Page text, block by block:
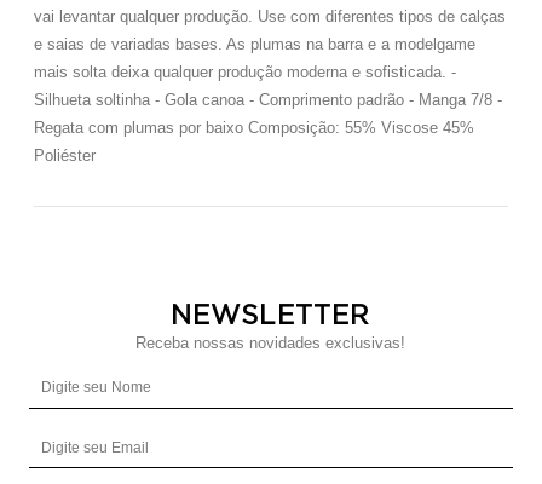
vai levantar qualquer produção. Use com diferentes tipos de calças
e saias de variadas bases. As plumas na barra e a modelgame
mais solta deixa qualquer produção moderna e sofisticada. -
Silhueta soltinha - Gola canoa - Comprimento padrão - Manga 7/8 -
Regata com plumas por baixo Composição: 55% Viscose 45%
Poliéster
NEWSLETTER
Receba nossas novidades exclusivas!